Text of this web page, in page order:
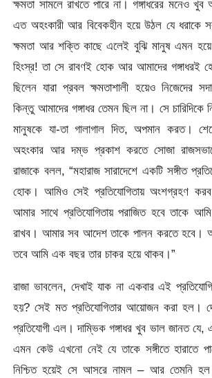
ক্ষমতা সামলে রাখতে পারে না। গঙ্গাধরের মনেও
এত অহংকারী আর বিবেকহীন হয়ে উঠল যে ধরাকে
ক্ষমতা আর শক্তি কাছে এলেই বুঝি মানুষ এমন
হিংস্র! তা সে রাবণই হোক আর আমাদের গঙ্গাধরই
ছিলেন যারা প্রবল ক্ষমতাশালী হয়েও নিজেদের
কিন্তু আমাদের গঙ্গাধর তেমন ছিল না। সে চারিদিকে
মানুষকে যা-তা গালাগাল দিত, অপমান করত।
অহংকার আর দম্ভ প্রকাশ করতে সোজা
রাজাকে বলল, “মহারাজ সারাদেশে একটি সঙ্গীত
হোক। আমিও সেই প্রতিযোগিতায় অংশগ্রহণ
আমার সাথে প্রতিযোগিতায় পরাজিত হবে তাকে
রাখব। আমার সব আদেশ তাকে পালন করতে হবে।
তবে আমি এক বছর তার চাকর হয়ে থাকব।”
রাজা ভাবলেন, দেখাই যাক না একবার এই
হয়? সেই মত প্রতিযোগিতার আয়োজন করা হল।
প্রতিযোগী এল। দাম্ভিক গঙ্গাধর খুব ভাল জানত যে,
এমন কেউ এখনো নেই যে তাকে সঙ্গীতে হারাতে
নিশ্চিত হয়েই সে আসরে নামল – আর তেমনি